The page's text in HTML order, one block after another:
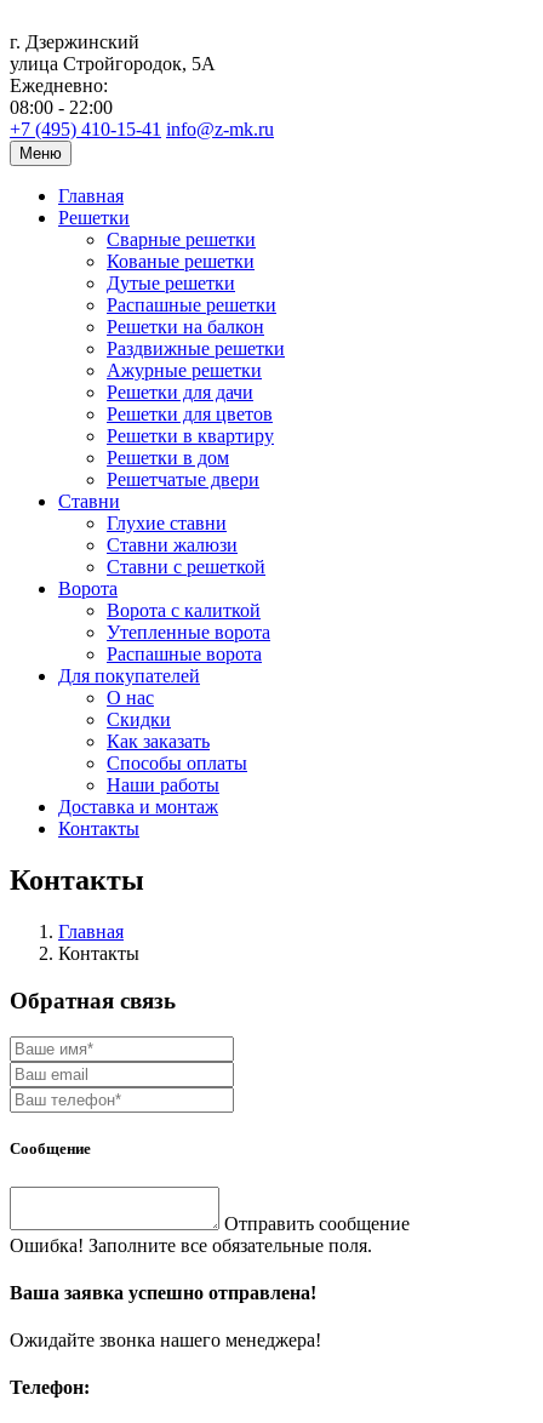
г. Дзержинский
улица Стройгородок, 5А
Ежедневно:
08:00 - 22:00
+7 (495) 410-15-41 info@z-mk.ru
Меню
Главная
Решетки
Сварные решетки
Кованые решетки
Дутые решетки
Распашные решетки
Решетки на балкон
Раздвижные решетки
Ажурные решетки
Решетки для дачи
Решетки для цветов
Решетки в квартиру
Решетки в дом
Решетчатые двери
Ставни
Глухие ставни
Ставни жалюзи
Ставни с решеткой
Ворота
Ворота с калиткой
Утепленные ворота
Распашные ворота
Для покупателей
О нас
Скидки
Как заказать
Способы оплаты
Наши работы
Доставка и монтаж
Контакты
Контакты
Главная
Контакты
Обратная связь
Сообщение
Отправить сообщение
Ошибка! Заполните все обязательные поля.
Ваша заявка успешно отправлена!
Ожидайте звонка нашего менеджера!
Телефон: